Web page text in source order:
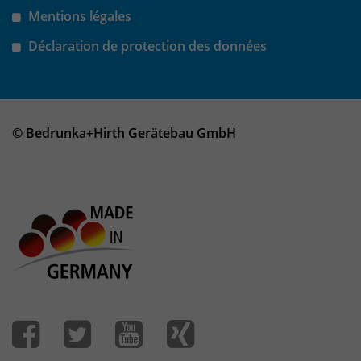
Mentions légales
Déclaration de protection des données
© Bedrunka+Hirth Gerätebau GmbH
Laufzeit 30 Minuten
Zweck
Das Cookie wird genutzt um temporär
Session Daten zu speichern
Name _pk_testcookie